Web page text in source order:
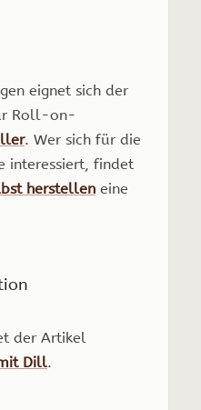
eignet sich der
Roll-on-
. Wer sich für die
interessiert, findet
herstellen eine
der Artikel
Dill.